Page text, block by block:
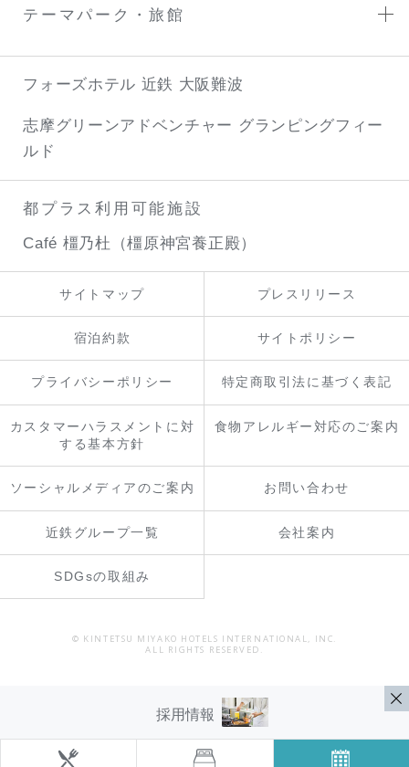
テーマパーク・旅館
フォーズホテル 近鉄 大阪難波
志摩グリーンアドベンチャー グランピングフィー
ルド
都プラス利用可能施設
Café 橿乃杜（橿原神宮養正殿）
サイトマップ プレスリリース
宿泊約款 サイトポリシー
プライバシーポリシー 特定商取引法に基づく表記
カスタマーハラスメントに対
する基本方針
食物アレルギー対応のご案内
ソーシャルメディアのご案内 お問い合わせ
近鉄グループ一覧 会社案内
SDGsの取組み
© KINTETSU MIYAKO HOTELS INTERNATIONAL, INC.
ALL RIGHTS RESERVED.
採用情報